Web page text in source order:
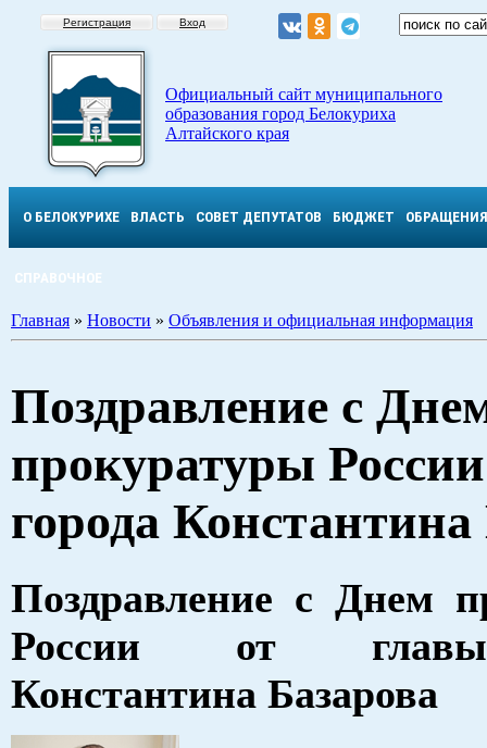
Регистрация Вход
Официальный сайт муниципального
образования город Белокуриха
Алтайского края
О БЕЛОКУРИХЕ ВЛАСТЬ СОВЕТ ДЕПУТАТОВ БЮДЖЕТ ОБРАЩЕНИЯ
СПРАВОЧНОЕ
Главная » Новости » Объявления и официальная информация
Поздравление с
прокуратуры
города Константина
Поздравление с Днем
России от
Константина Базарова